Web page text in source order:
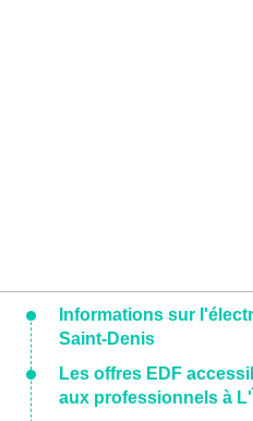
Informations sur
Saint-Denis
Les offres EDF
aux professionnels à